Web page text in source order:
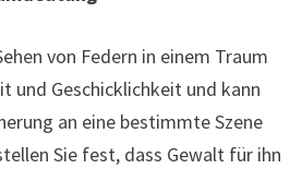
von Federn in einem Traum
und Geschicklichkeit und kann
an eine bestimmte Szene
Sie fest, dass Gewalt für ihn